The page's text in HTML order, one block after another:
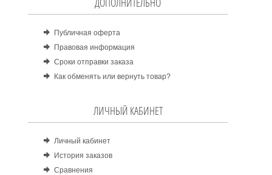
Публичная оферта
Правовая информация
Сроки отправки заказа
Как обменять или вернуть товар?
ЛИЧНЫЙ КАБИНЕТ
Личный кабинет
История заказов
Сравнения